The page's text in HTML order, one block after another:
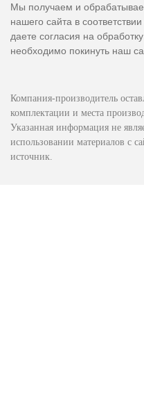
Мы получаем и
нашего сайта в соответствии
даете согласия на
необходимо покинуть наш
Компания-производитель
комплектации и места
Указанная информация не
использовании материалов с
источник.